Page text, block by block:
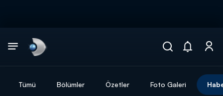
Tümü Bölümler Özetler Foto Galeri